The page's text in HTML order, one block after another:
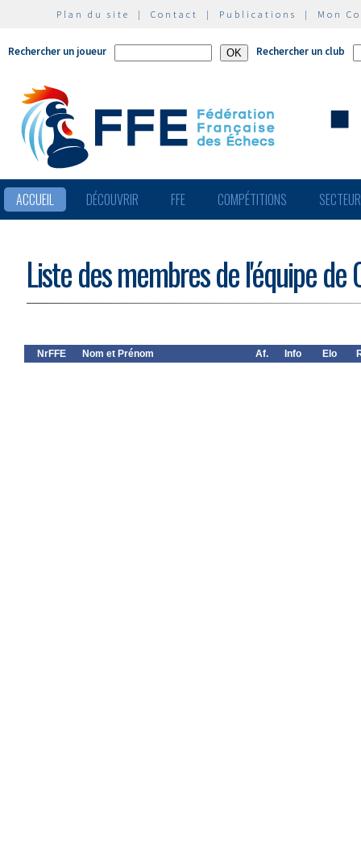
Plan du site | Contact | Publications | Mon
Rechercher un joueur Rechercher un club
ACCUEIL DÉCOUVRIR FFE COMPÉTITIONS
Liste des membres de l'équipe de
NrFFE Nom et Prénom Af. Info Elo